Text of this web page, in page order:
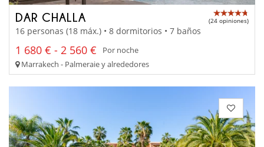
DAR CHALLA (24 opiniones)
16 personas (18 máx.) • 8 dormitorios • 7 baños
1 680 € - 2 560 €
Por noche
Marrakech - Palmeraie y alrededores